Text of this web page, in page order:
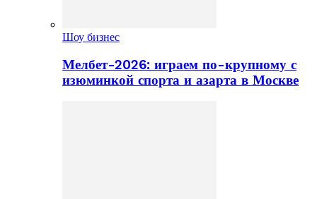
Шоу бизнес
Мелбет-2026: играем по-крупному с
изюминкой спорта и азарта в Москве